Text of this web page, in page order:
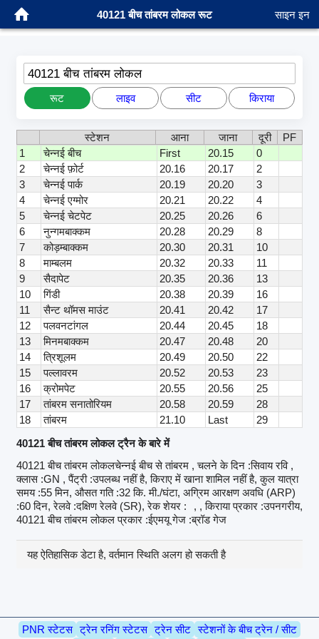
40121 बीच तांबरम लोकल रूट साइन इन
40121 बीच तांबरम लोकल
रूट लाइव सीट किराया
स्टेशन आना जाना दूरी
PF
1
चेन्नई बीच First 20.15
0
2
चेन्नई फ़ोर्ट 20.16 20.17
2
3
चेन्नई पार्क 20.19 20.20
3
4
चेन्नई एग्मोर 20.21 20.22
4
5
चेन्नई चेटपेट 20.25 20.26
6
6
नुन्गमबाक्कम 20.28 20.29
8
7
कोड़म्बाक्कम 20.30 20.31
10
8
माम्बलम 20.32 20.33
11
9
सैदापेट 20.35 20.36
13
10
गिंडी 20.38 20.39
16
11
सैन्ट थॉमस माउंट 20.41 20.42
17
12
पलवनटांगल 20.44 20.45
18
13
मिनमबाक्कम 20.47 20.48
20
14
त्रिशूलम 20.49 20.50
22
15
पल्लावरम 20.52 20.53
23
16
क्रोमपेट 20.55 20.56
25
17
तांबरम सनातोरियम 20.58 20.59
28
18
तांबरम 21.10 Last
29
40121 बीच तांबरम लोकल ट्रैन के बारे में
40121 बीच तांबरम लोकलचेन्नई बीच से तांबरम , चलने के दिन :सिवाय रवि ,
क्लास :GN , पैंट्री :उपलब्ध नहीं है, किराए में खाना शामिल नहीं है, कुल यात्रा
समय :55 मिन, औसत गति :32 कि. मी./घंटा, अग्रिम आरक्षण अवधि (ARP)
:60 दिन, रेलवे :दक्षिण रेलवे (SR), रेक शेयर :
, , किराया प्रकार :उपनगरीय,
40121 बीच तांबरम लोकल प्रकार :ईएमयू गेज :ब्रॉड गेज
यह ऐतिहासिक डेटा है, वर्तमान स्थिति अलग हो सकती है
PNR स्टेटस ट्रेन रनिंग स्टेटस ट्रेन सीट स्टेशनों के बीच ट्रेन / सीट